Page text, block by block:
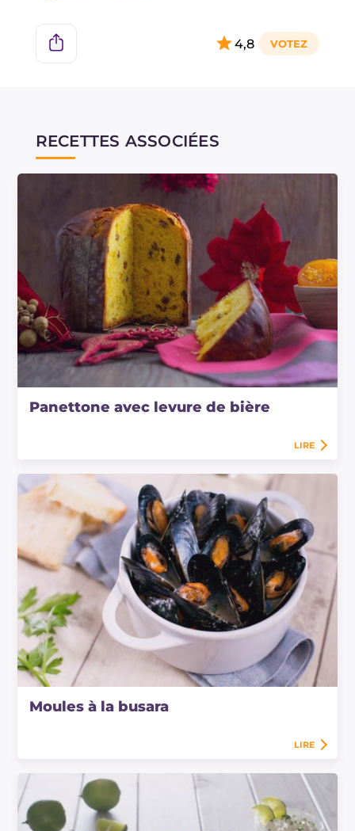
4,8
RECETTES ASSOCIÉES
Panettone avec levure de bière
LIRE
Moules à la busara
LIRE